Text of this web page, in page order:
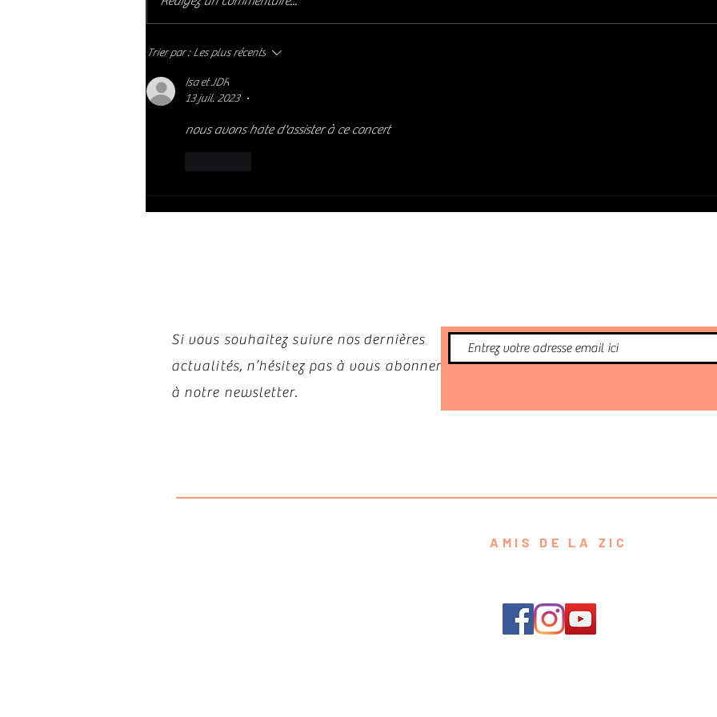
😢
(2026)
Trier par : Les plus récents
Isa et JDR
13 juil. 2023
•
nous avons hate d'assister à ce concert
Si vous souhaitez suivre nos dernières
actualités, n’hésitez pas à vous abonner
à notre newsletter.
AMIS DE LA ZIC